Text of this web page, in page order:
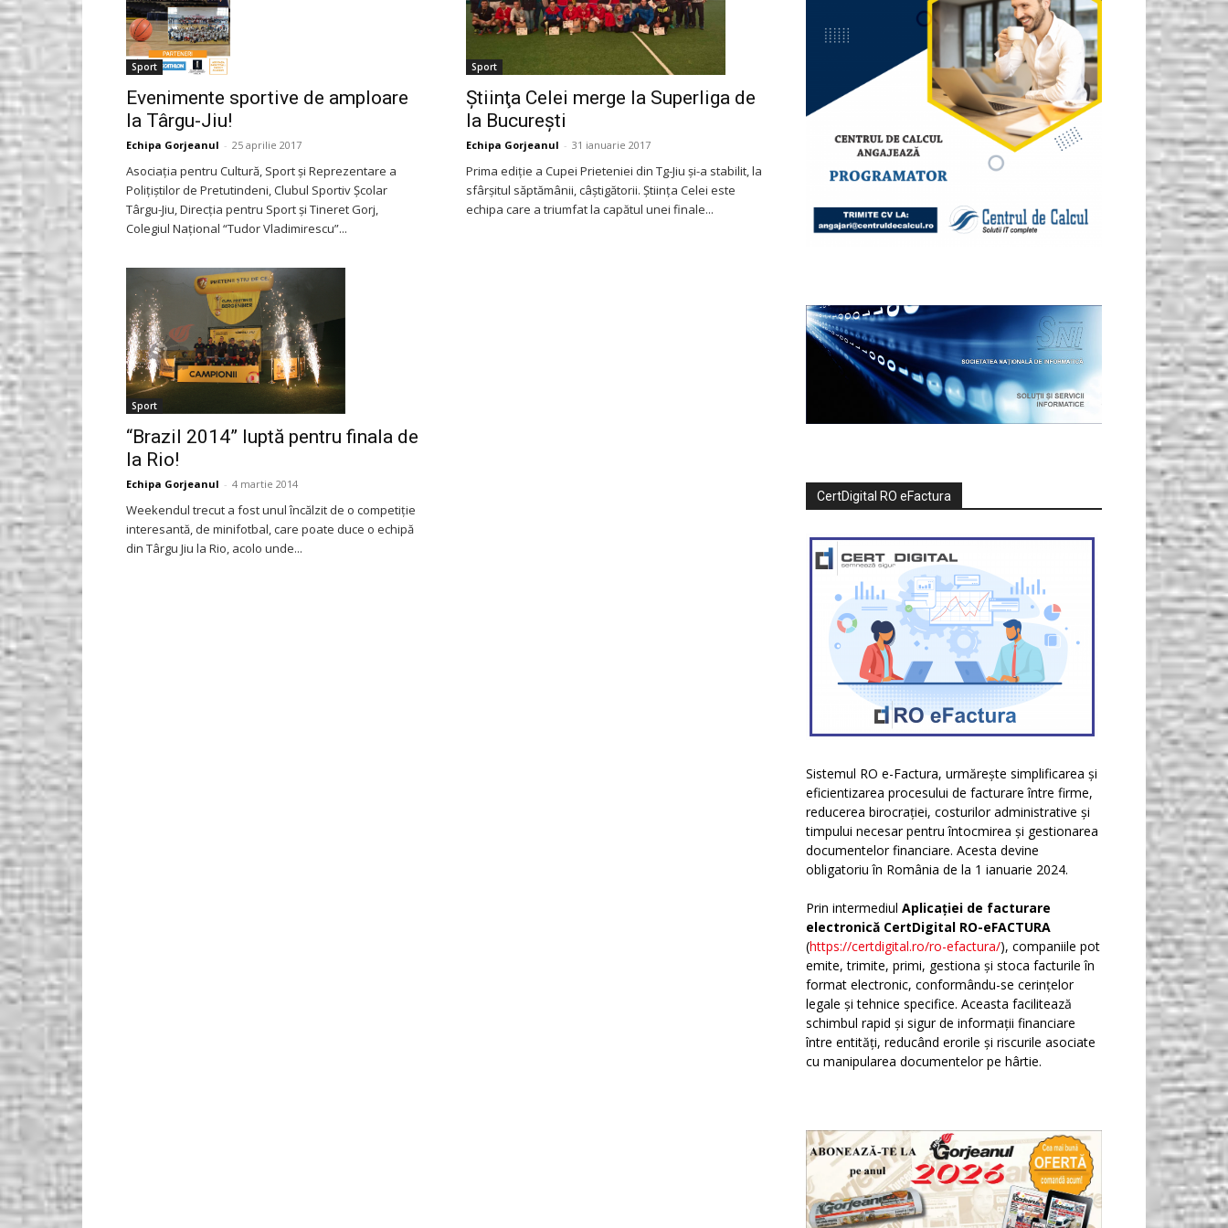
Sport
Evenimente sportive de amploare
la Târgu-Jiu!
Echipa Gorjeanul - 25 aprilie 2017
Asociaţia pentru Cultură, Sport şi Reprezentare a
Poliţiştilor de Pretutindeni, Clubul Sportiv Şcolar
Târgu-Jiu, Direcţia pentru Sport şi Tineret Gorj,
Colegiul Naţional “Tudor Vladimirescu”...
Sport
Ştiinţa Celei merge la Superliga de
la Bucureşti
Echipa Gorjeanul - 31 ianuarie 2017
Prima ediţie a Cupei Prieteniei din Tg-Jiu şi-a stabilit, la
sfârşitul săptămânii, câştigătorii. Ştiinţa Celei este
echipa care a triumfat la capătul unei finale...
Sport
“Brazil 2014” luptă pentru finala de
la Rio!
Echipa Gorjeanul - 4 martie 2014
Weekendul trecut a fost unul încălzit de o competiție
interesantă, de minifotbal, care poate duce o echipă
din Târgu Jiu la Rio, acolo unde...
CertDigital RO eFactura
Sistemul RO e-Factura, urmărește simplificarea și
eficientizarea procesului de facturare între firme,
reducerea birocrației, costurilor administrative și
timpului necesar pentru întocmirea și gestionarea
documentelor financiare. Acesta devine
obligatoriu în România de la 1 ianuarie 2024.
Prin intermediul Aplicației de facturare
electronică CertDigital RO-eFACTURA
(https://certdigital.ro/ro-efactura/), companiile pot
emite, trimite, primi, gestiona și stoca facturile în
format electronic, conformându-se cerințelor
legale și tehnice specifice. Aceasta facilitează
schimbul rapid și sigur de informații financiare
între entități, reducând erorile și riscurile asociate
cu manipularea documentelor pe hârtie.